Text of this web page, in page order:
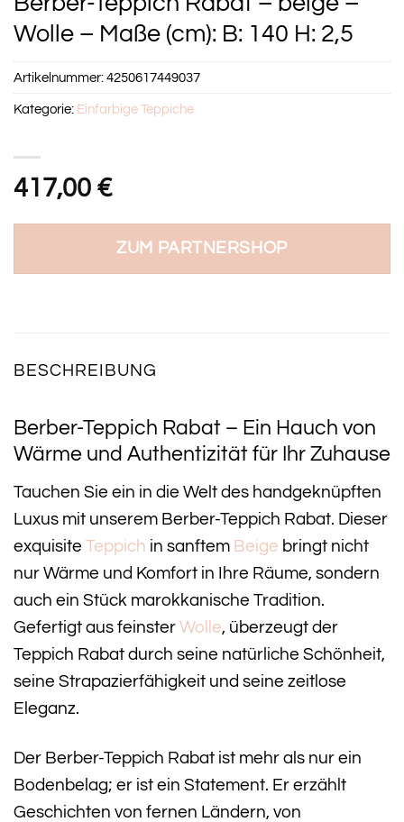
Wolle – Maße (cm): B: 140 H: 2,5
417,00 €
ZUM PARTNERSHOP
Artikelnummer:4250617449037
Kategorie: Einfarbige Teppiche
BESCHREIBUNG
Berber-Teppich Rabat – Ein Hauch von
Wärme und Authentizität für Ihr Zuhause
Tauchen Sie ein in die Welt des handgeknüpften
Luxus mit unserem Berber-Teppich Rabat. Dieser
exquisite Teppich in sanftem Beige bringt nicht
nur Wärme und Komfort in Ihre Räume, sondern
auch ein Stück marokkanische Tradition.
Gefertigt aus feinster Wolle, überzeugt der
Teppich Rabat durch seine natürliche Schönheit,
seine Strapazierfähigkeit und seine zeitlose
Eleganz.
Der Berber-Teppich Rabat ist mehr als nur ein
Bodenbelag; er ist ein Statement. Er erzählt
Geschichten von fernen Ländern, von